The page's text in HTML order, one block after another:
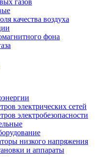
газов
качества воздуха
фона
электрических сетей
электробезопасности
низкого напряжения
и аппараты